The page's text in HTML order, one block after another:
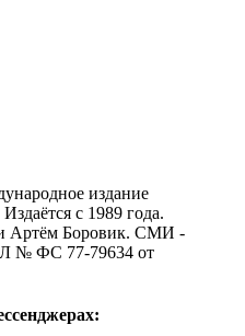
издание
с 1989 года.
Артём Боровик. CМИ -
№ ФС 77-79634 от